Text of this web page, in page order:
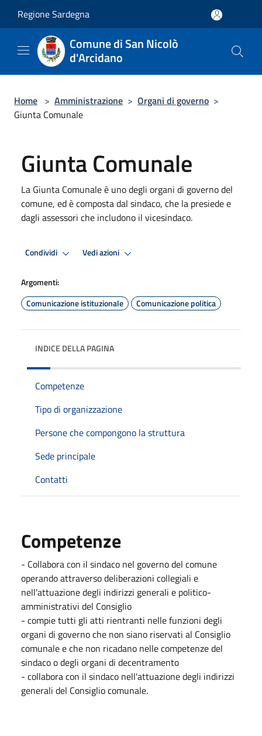
Regione Sardegna
Comune di San Nicolò
d'Arcidano
Home > Amministrazione > Organi di governo >
Giunta Comunale
Giunta Comunale
La Giunta Comunale è uno degli organi di governo del
comune, ed è composta dal sindaco, che la presiede e
dagli assessori che includono il vicesindaco.
Condividi Vedi azioni
Argomenti:
Comunicazione istituzionale
Comunicazione politica
INDICE DELLA PAGINA
Competenze
Tipo di organizzazione
Persone che compongono la struttura
Sede principale
Contatti
Competenze
- Collabora con il sindaco nel governo del comune
operando attraverso deliberazioni collegiali e
nell'attuazione degli indirizzi generali e politico-
amministrativi del Consiglio
- compie tutti gli atti rientranti nelle funzioni degli
organi di governo che non siano riservati al Consiglio
comunale e che non ricadano nelle competenze del
sindaco o degli organi di decentramento
- collabora con il sindaco nell'attuazione degli indirizzi
generali del Consiglio comunale.